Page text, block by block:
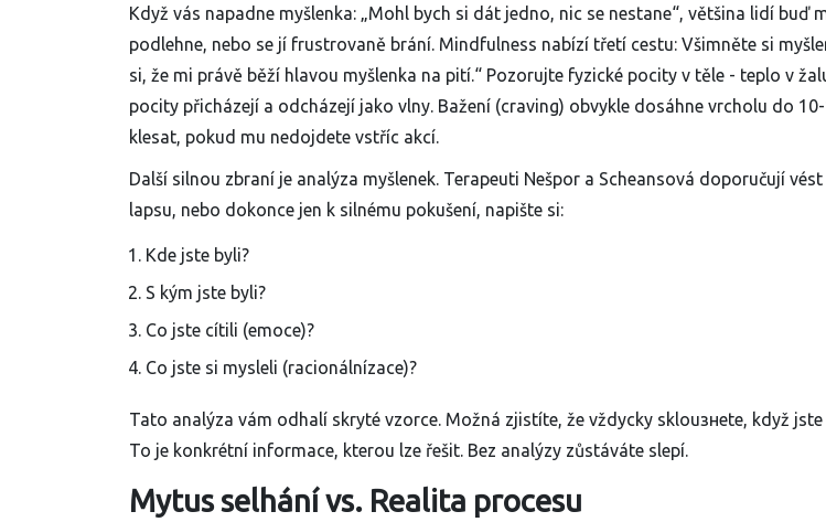
Když vás napadne myšlenka: „Mohl bych si dát jedno, nic se nestane“, většina lidí buď
podlehne, nebo se jí frustrovaně brání. Mindfulness nabízí třetí cestu: Všimněte si
si, že mi právě běží hlavou myšlenka na pití.“ Pozorujte fyzické pocity v těle - teplo v
pocity přicházejí a odcházejí jako vlny. Bažení (craving) obvykle dosáhne vrcholu do
klesat, pokud mu nedojdete vstříc akcí.
Další silnou zbraní je analýza myšlenek. Terapeuti Nešpor a Scheansová doporučují
lapsu, nebo dokonce jen k silnému pokušení, napište si:
Kde jste byli?
S kým jste byli?
Co jste cítili (emoce)?
Co jste si mysleli (racionálnízace)?
Tato analýza vám odhalí skryté vzorce. Možná zjistíte, že vždycky sklouзнete, když jste
To je konkrétní informace, kterou lze řešit. Bez analýzy zůstáváte slepí.
Mytus selhání vs. Realita procesu